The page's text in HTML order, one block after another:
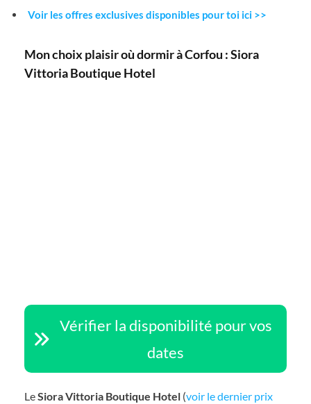
Voir les offres exclusives disponibles pour toi ici >>
Mon choix plaisir où dormir à Corfou : Siora
Vittoria Boutique Hotel
Vérifier la disponibilité pour vos
dates
LeSiora Vittoria Boutique Hotel (voir le dernier prix